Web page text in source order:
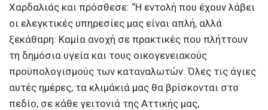
Χαρδαλιάς και πρόσθεσε: “Η εντολή που έχουν λάβει
οι ελεγκτικές υπηρεσίες μας είναι απλή, αλλά
ξεκάθαρη: Καμία ανοχή σε πρακτικές που πλήττουν
τη δημόσια υγεία και τους οικογενειακούς
προϋπολογισμούς των καταναλωτών. Όλες τις άγιες
αυτές ημέρες, τα κλιμάκιά μας θα βρίσκονται στο
πεδίο, σε κάθε γειτονιά της Αττικής μας,